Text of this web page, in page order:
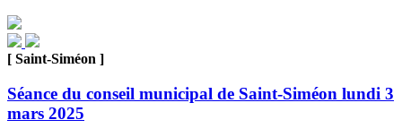
[ Saint-Siméon ]
Séance du conseil municipal de Saint-Siméon lundi 3
mars 2025